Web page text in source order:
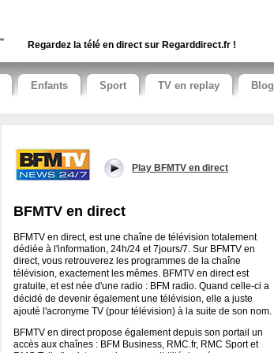
Regardez la télé en direct sur Regarddirect.fr !
Enfants Sport TV en replay Blog
Play BFMTV en direct
BFMTV en direct
BFMTV en direct, est une chaîne de télévision totalement
dédiée à l'information, 24h/24 et 7jours/7. Sur BFMTV en
direct, vous retrouverez les programmes de la chaîne
télévision, exactement les mêmes. BFMTV en direct est
gratuite, et est née d'une radio : BFM radio. Quand celle-ci a
décidé de devenir également une télévision, elle a juste
ajouté l'acronyme TV (pour télévision) à la suite de son nom.
BFMTV en direct propose également depuis son portail un
accès aux chaînes : BFM Business, RMC.fr, RMC Sport et